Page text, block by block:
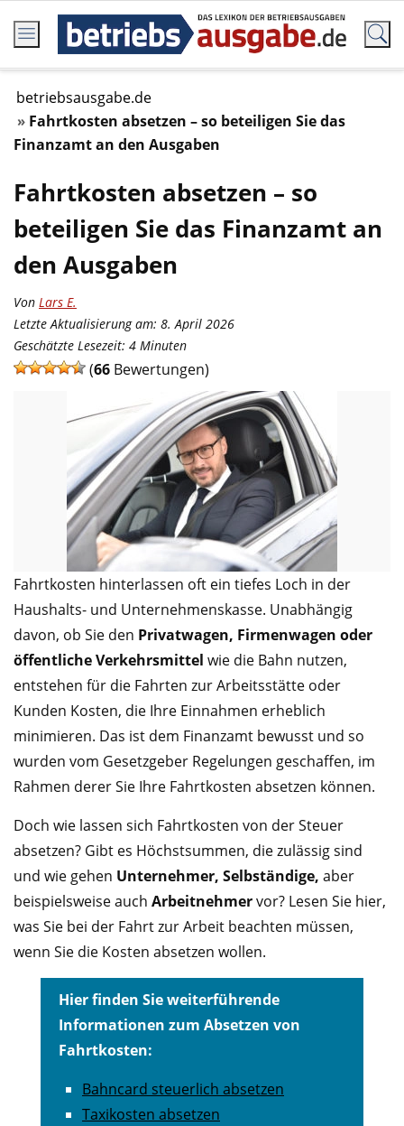
betriebsausgabe.de
Fahrtkosten absetzen – so beteiligen Sie das
Finanzamt an den Ausgaben
Fahrtkosten absetzen – so
beteiligen Sie das Finanzamt an
den Ausgaben
Von Lars E.
Letzte Aktualisierung am: 8. April 2026
Geschätzte Lesezeit: 4 Minuten
(66 Bewertungen)
Fahrtkosten hinterlassen oft ein tiefes Loch in der
Haushalts- und Unternehmenskasse. Unabhängig
davon, ob Sie den Privatwagen, Firmenwagen oder
öffentliche Verkehrsmittel wie die Bahn nutzen,
entstehen für die Fahrten zur Arbeitsstätte oder
Kunden Kosten, die Ihre Einnahmen erheblich
minimieren. Das ist dem Finanzamt bewusst und so
wurden vom Gesetzgeber Regelungen geschaffen, im
Rahmen derer Sie Ihre Fahrtkosten absetzen können.
Doch wie lassen sich Fahrtkosten von der Steuer
absetzen? Gibt es Höchstsummen, die zulässig sind
und wie gehen Unternehmer, Selbständige, aber
beispielsweise auch Arbeitnehmervor? Lesen Sie hier,
was Sie bei der Fahrt zur Arbeit beachten müssen,
wenn Sie die Kosten absetzen wollen.
Hier finden Sie weiterführende
Informationen zum Absetzen von
Fahrtkosten:
Bahncard steuerlich absetzen
Taxikosten absetzen